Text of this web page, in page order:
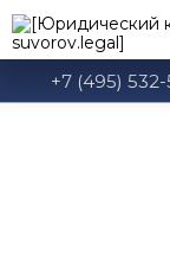
+7 (495)